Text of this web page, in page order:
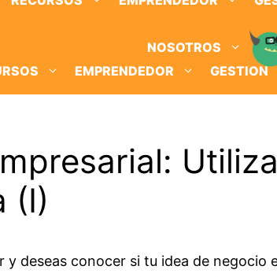
NOSOTROS
EMPRENDEDOR GESTION
(I)
y deseas conocer si tu idea de negocio